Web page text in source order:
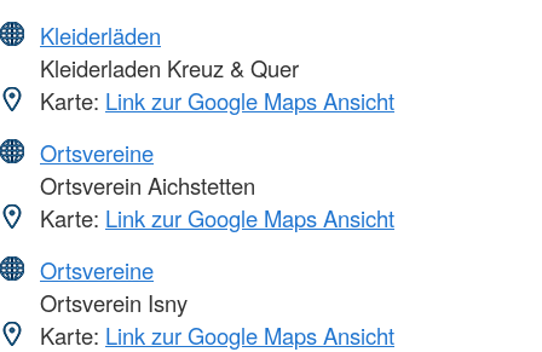
Kleiderläden
Kleiderladen Kreuz & Quer
Karte: Link zur Google Maps Ansicht
Ortsvereine
Ortsverein Aichstetten
Karte: Link zur Google Maps Ansicht
Ortsvereine
Ortsverein Isny
Karte: Link zur Google Maps Ansicht